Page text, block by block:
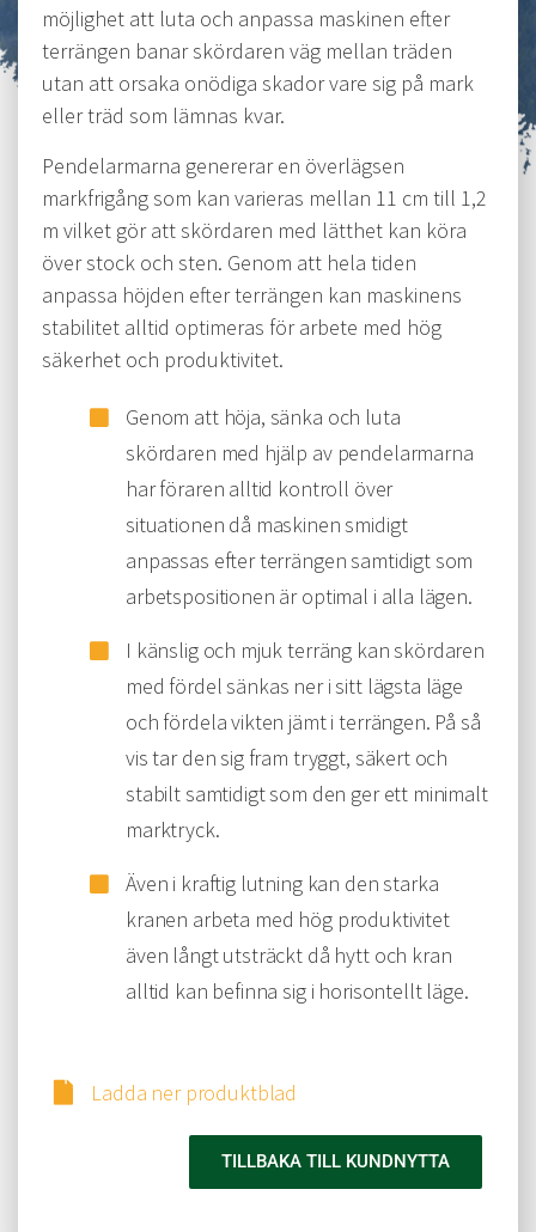
möjlighet att luta och anpassa maskinen efter
terrängen banar skördaren väg mellan träden
utan att orsaka onödiga skador vare sig på mark
eller träd som lämnas kvar.
Pendelarmarna genererar en överlägsen
markfrigång som kan varieras mellan 11 cm till 1,2
m vilket gör att skördaren med lätthet kan köra
över stock och sten. Genom att hela tiden
anpassa höjden efter terrängen kan maskinens
stabilitet alltid optimeras för arbete med hög
säkerhet och produktivitet.
Genom att höja, sänka och luta
skördaren med hjälp av pendelarmarna
har föraren alltid kontroll över
situationen då maskinen smidigt
anpassas efter terrängen samtidigt som
arbetspositionen är optimal i alla lägen.
I känslig och mjuk terräng kan skördaren
med fördel sänkas ner i sitt lägsta läge
och fördela vikten jämt i terrängen. På så
vis tar den sig fram tryggt, säkert och
stabilt samtidigt som den ger ett minimalt
marktryck.
Även i kraftig lutning kan den starka
kranen arbeta med hög produktivitet
även långt utsträckt då hytt och kran
alltid kan befinna sig i horisontellt läge.
Ladda ner produktblad
TILLBAKA TILL KUNDNYTTA